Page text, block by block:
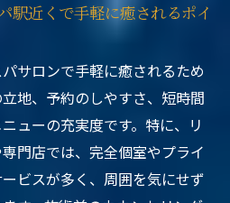
駅近くで手軽に癒されるポイ
サロンで手軽に癒されるため
地、予約のしやすさ、短時間
ューの充実度です。特に、リ
門店では、完全個室やプライ
ビスが多く、周囲を気にせず